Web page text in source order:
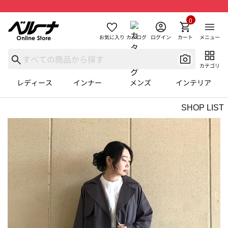
お気に入り カタログ ログイン カート
0
メニュー
カテゴリ
レディース インナー メンズ インテリア
SHOP LIST